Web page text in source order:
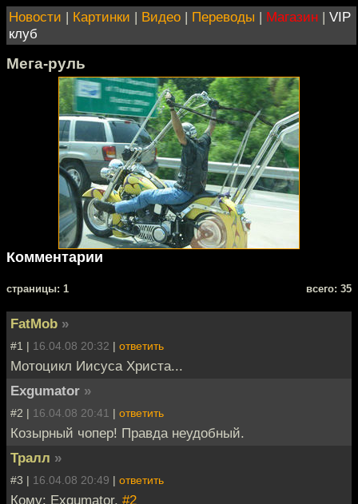
Новости | Картинки | Видео | Переводы | Магазин | VIP
клуб
Мега-руль
Комментарии
cтраницы: 1 всего: 35
FatMob »
#1 | 16.04.08 20:32 | ответить
Мотоцикл Иисуса Христа...
Exgumator »
#2 | 16.04.08 20:41 | ответить
Козырный чопер! Правда неудобный.
Тралл »
#3 | 16.04.08 20:49 | ответить
Кому: Exgumator, #2